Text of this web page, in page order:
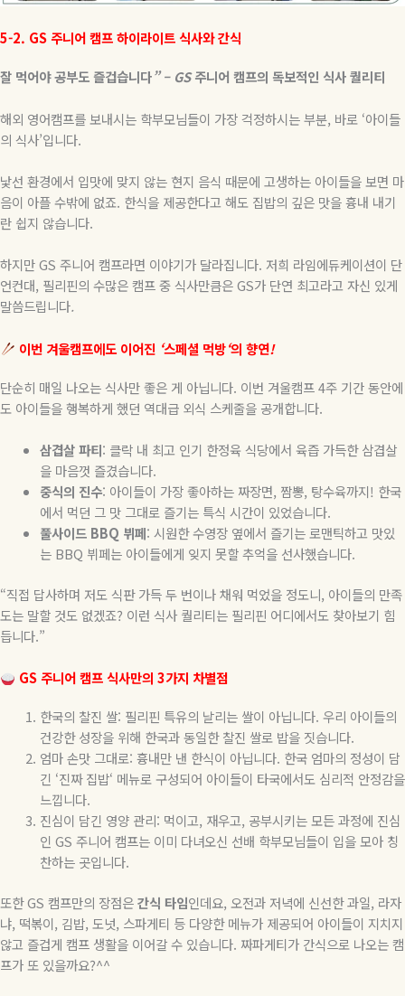
5-2. GS 주니어캠프하이라이트 식사와간식
잘 먹어야공부도 즐겁습니다” – GS주니어 캠프의 독보적인 식사퀄리티
해외 영어캠프를 보내시는 학부모님들이 가장 걱정하시는 부분, 바로 ‘아이들
의 식사’입니다.
낯선 환경에서 입맛에 맞지 않는 현지 음식 때문에 고생하는 아이들을 보면 마
음이 아플 수밖에 없죠. 한식을 제공한다고 해도 집밥의 깊은 맛을 흉내 내기
란 쉽지 않습니다.
하지만GS 주니어 캠프라면 이야기가 달라집니다. 저희 라임에듀케이션이 단
언컨대, 필리핀의 수많은 캠프 중 식사만큼은GS가 단연 최고라고 자신 있게
말씀드립니다.
이번 겨울캠프에도 이어진 ‘스페셜 먹방‘의 향연!
단순히 매일 나오는 식사만 좋은 게 아닙니다. 이번 겨울캠프4주 기간 동안에
도 아이들을 행복하게 했던 역대급 외식 스케줄을 공개합니다.
삼겹살 파티: 클락 내 최고 인기 한정육 식당에서 육즙 가득한 삼겹살
을 마음껏 즐겼습니다.
중식의 진수: 아이들이 가장 좋아하는 짜장면, 짬뽕, 탕수육까지! 한국
에서 먹던 그 맛 그대로 즐기는 특식 시간이 있었습니다.
풀사이드BBQ 뷔페: 시원한 수영장 옆에서 즐기는 로맨틱하고 맛있
는BBQ 뷔페는 아이들에게 잊지 못할 추억을 선사했습니다.
“직접 답사하며 저도 식판 가득 두 번이나 채워 먹었을 정도니, 아이들의 만족
도는 말할 것도 없겠죠? 이런 식사 퀄리티는 필리핀 어디에서도 찾아보기 힘
듭니다.”
GS 주니어 캠프 식사만의 3가지 차별점
한국의 찰진 쌀: 필리핀 특유의 날리는 쌀이 아닙니다. 우리 아이들의
건강한 성장을 위해 한국과 동일한 찰진 쌀로 밥을 짓습니다.
엄마 손맛 그대로: 흉내만 낸 한식이 아닙니다. 한국 엄마의 정성이 담
긴 ‘진짜 집밥‘ 메뉴로 구성되어 아이들이 타국에서도 심리적 안정감을
느낍니다.
진심이 담긴 영양 관리: 먹이고, 재우고, 공부시키는 모든 과정에 진심
인 GS 주니어 캠프는 이미 다녀오신 선배 학부모님들이 입을 모아 칭
찬하는 곳입니다.
또한GS 캠프만의 장점은간식 타임인데요, 오전과 저녁에 신선한 과일, 라자
냐, 떡볶이, 김밥, 도넛, 스파게티 등 다양한 메뉴가 제공되어 아이들이 지치지
않고 즐겁게 캠프 생활을 이어갈 수 있습니다. 짜파게티가 간식으로 나오는 캠
프가 또 있을까요?^^